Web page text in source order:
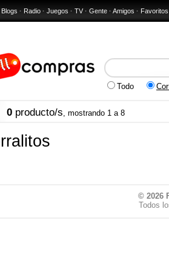
Blogs · Radio · Juegos · TV · Gente · Amigos · Favoritos
Todo
0 producto/s, mostrando 1 a 8
© 2026
Todos